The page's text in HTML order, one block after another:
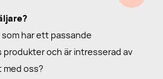
har ett passande
produkter och är intresserad av
med oss?